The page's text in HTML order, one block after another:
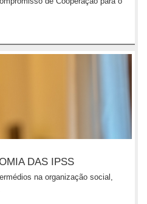
DAS IPSS
na organização social,